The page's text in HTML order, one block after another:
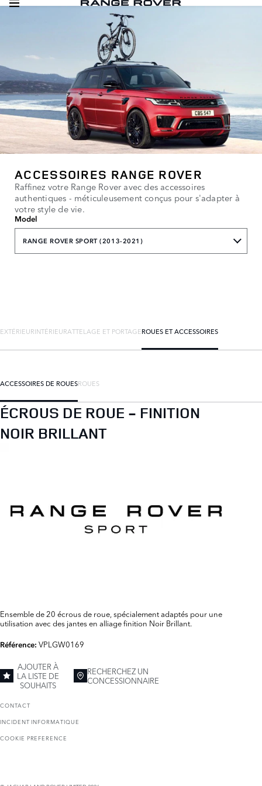
ACCESSOIRES RANGE ROVER
Raffinez votre Range Rover avec des accessoires
authentiques - méticuleusement conçus pour s'adapter à
votre style de vie.
Model
RANGE ROVER SPORT (2013-2021)
EXTÉRIEURINTÉRIEURATTELAGE ET PORTAGEROUES ET ACCESSOIRES
ACCESSOIRES DE ROUESROUES
ÉCROUS DE ROUE - FINITION
NOIR BRILLANT
Ensemble de 20 écrous de roue, spécialement adaptés pour une
utilisation avec des jantes en alliage finition Noir Brillant.
Référence: VPLGW0169
AJOUTER À
LA LISTE DE
SOUHAITS
RECHERCHEZ UN
CONCESSIONNAIRE
CONTACT
INCIDENT INFORMATIQUE
COOKIE PREFERENCE